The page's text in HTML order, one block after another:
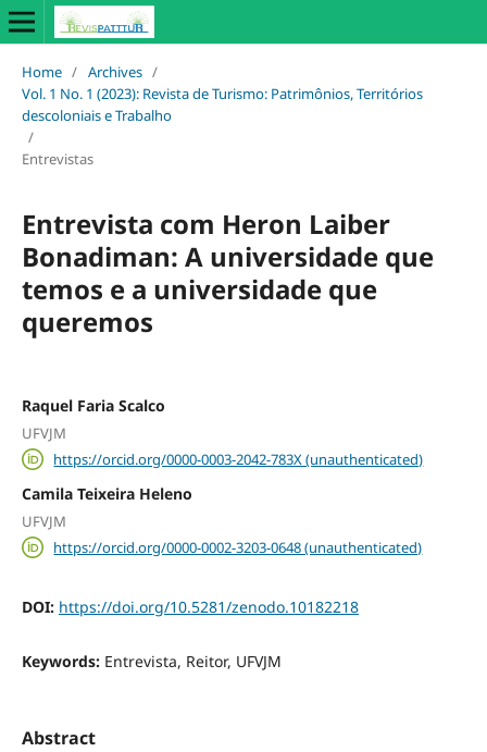
Home / Archives /
Vol. 1 No. 1 (2023): Revista de Turismo: Patrimônios, Territórios
descoloniais e Trabalho
/
Entrevistas
Entrevista com Heron Laiber
Bonadiman: A universidade que
temos e a universidade que
queremos
Raquel Faria Scalco
UFVJM
https://orcid.org/0000-0003-2042-783X (unauthenticated)
Camila Teixeira Heleno
UFVJM
https://orcid.org/0000-0002-3203-0648 (unauthenticated)
DOI: https://doi.org/10.5281/zenodo.10182218
Keywords: Entrevista, Reitor, UFVJM
Abstract